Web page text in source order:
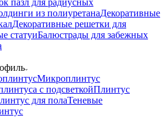
из полиуретанаДекоративные
Декоративные решетки для
статуиБалюстрады для забежных
Микроплинтус
с подсветкойПлинтус
для полаТеневые